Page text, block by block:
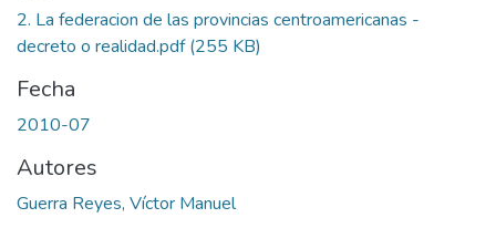
2. La federacion de las provincias centroamericanas -
decreto o realidad.pdf(255 KB)
Fecha
2010-07
Autores
Guerra Reyes, Víctor Manuel